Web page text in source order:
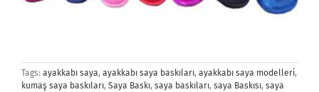
Tags: ayakkabı saya, ayakkabı saya baskıları, ayakkabı saya modelleri,
kumaş saya baskıları, Saya Baskı, saya baskıları, saya Baskısı, saya